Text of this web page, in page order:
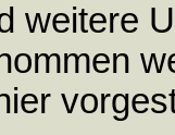
weitere